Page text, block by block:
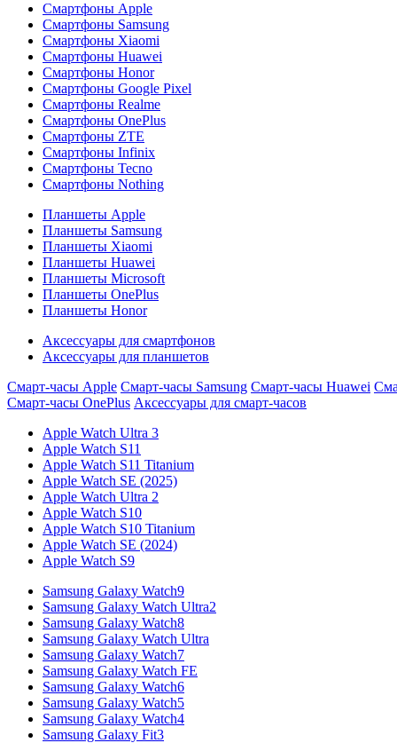
Смартфоны Apple
Смартфоны Samsung
Смартфоны Xiaomi
Смартфоны Huawei
Смартфоны Honor
Смартфоны Google Pixel
Смартфоны Realme
Смартфоны OnePlus
Смартфоны ZTE
Смартфоны Infinix
Смартфоны Tecno
Смартфоны Nothing
Планшеты Apple
Планшеты Samsung
Планшеты Xiaomi
Планшеты Huawei
Планшеты Microsoft
Планшеты OnePlus
Планшеты Honor
Аксессуары для смартфонов
Аксессуары для планшетов
Смарт-часы Apple Смарт-часы Samsung Смарт-часы Huawei
Смарт-часы OnePlus Аксессуары для смарт-часов
Apple Watch Ultra 3
Apple Watch S11
Apple Watch S11 Titanium
Apple Watch SE (2025)
Apple Watch Ultra 2
Apple Watch S10
Apple Watch S10 Titanium
Apple Watch SE (2024)
Apple Watch S9
Samsung Galaxy Watch9
Samsung Galaxy Watch Ultra2
Samsung Galaxy Watch8
Samsung Galaxy Watch Ultra
Samsung Galaxy Watch7
Samsung Galaxy Watch FE
Samsung Galaxy Watch6
Samsung Galaxy Watch5
Samsung Galaxy Watch4
Samsung Galaxy Fit3